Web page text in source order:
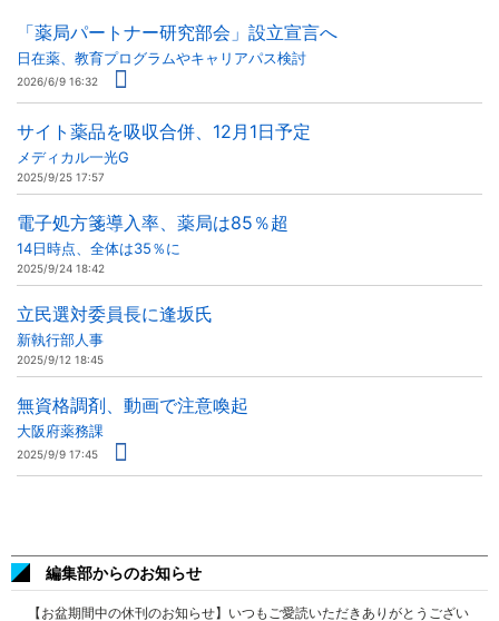
「薬局パートナー研究部会」設立宣言へ
日在薬、教育プログラムやキャリアパス検討
2026/6/9 16:32
サイト薬品を吸収合併、12月1日予定
メディカル一光G
2025/9/25 17:57
電子処方箋導入率、薬局は85％超
14日時点、全体は35％に
2025/9/24 18:42
立民選対委員長に逢坂氏
新執行部人事
2025/9/12 18:45
無資格調剤、動画で注意喚起
大阪府薬務課
2025/9/9 17:45
編集部からのお知らせ
【お盆期間中の休刊のお知らせ】いつもご愛読いただきありがとうござい